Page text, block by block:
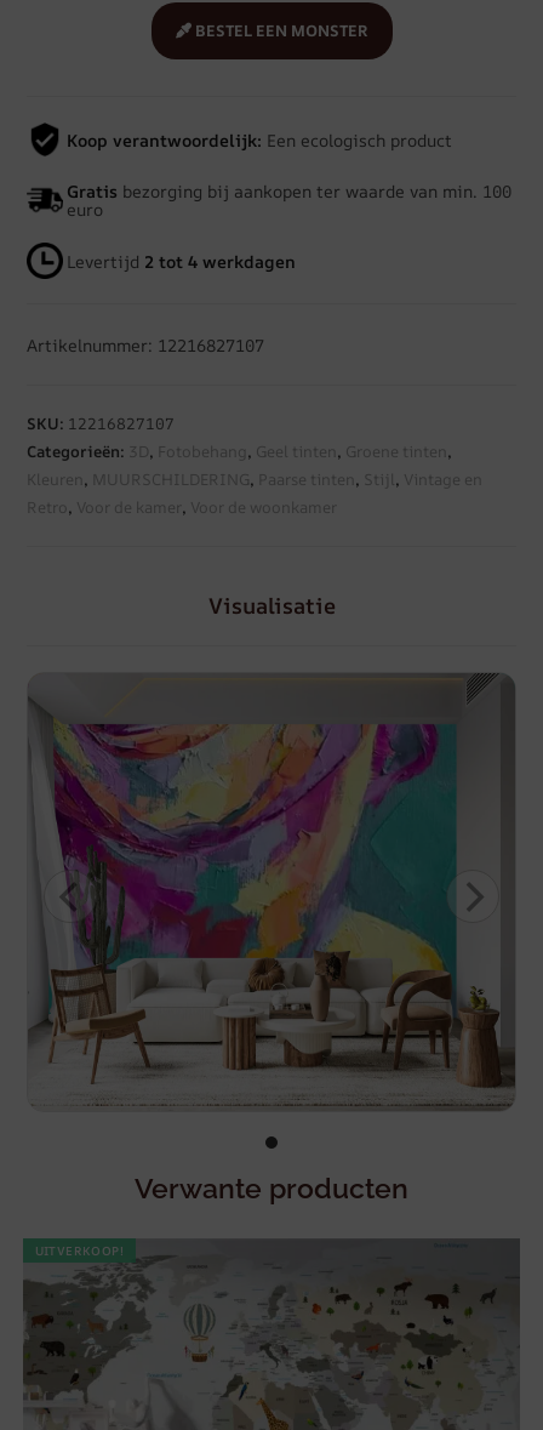
BESTEL EEN MONSTER
Koop verantwoordelijk: Een ecologisch product
Gratis bezorging bij aankopen ter waarde van min. 100
euro
Levertijd 2 tot 4 werkdagen
Artikelnummer: 12216827107
SKU: 12216827107
Categorieën: 3D , Fotobehang, Geel tinten , Groene tinten ,
Kleuren , MUURSCHILDERING, Paarse tinten , Stijl, Vintage en
Retro , Voor de kamer, Voor de woonkamer
Visualisatie
Verwante producten
UITVERKOOP!